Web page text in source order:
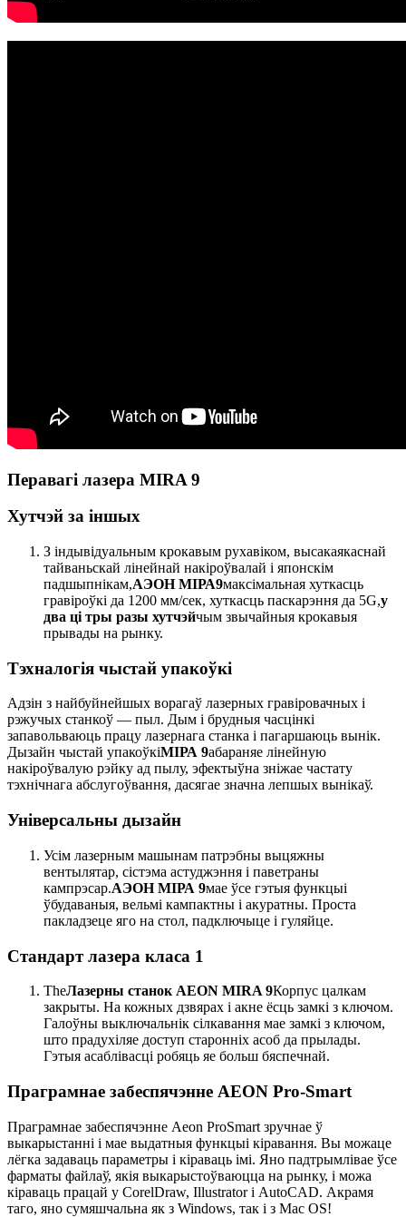
Перавагі лазера MIRA 9
Хутчэй за іншых
З індывідуальным крокавым рухавіком, высакаякаснай
тайваньскай лінейнай накіроўвалай і японскім
падшыпнікам,АЭОН МІРА9максімальная хуткасць
гравіроўкі да 1200 мм/сек, хуткасць паскарэння да 5G,у
два ці тры разы хутчэйчым звычайныя крокавыя
прывады на рынку.
Тэхналогія чыстай упакоўкі
Адзін з найбуйнейшых ворагаў лазерных гравіровачных і
рэжучых станкоў — пыл. Дым і брудныя часцінкі
запавольваюць працу лазернага станка і пагаршаюць вынік.
Дызайн чыстай упакоўкіМІРА 9абараняе лінейную
накіроўвалую рэйку ад пылу, эфектыўна зніжае частату
тэхнічнага абслугоўвання, дасягае значна лепшых вынікаў.
Універсальны дызайн
Усім лазерным машынам патрэбны выцяжны
вентылятар, сістэма астуджэння і паветраны
кампрэсар.АЭОН МІРА 9мае ўсе гэтыя функцыі
ўбудаваныя, вельмі кампактны і акуратны. Проста
пакладзеце яго на стол, падключыце і гуляйце.
Стандарт лазера класа 1
TheЛазерны станок AEON MIRA 9Корпус цалкам
закрыты. На кожных дзвярах і акне ёсць замкі з ключом.
Галоўны выключальнік сілкавання мае замкі з ключом,
што прадухіляе доступ старонніх асоб да прылады.
Гэтыя асаблівасці робяць яе больш бяспечнай.
Праграмнае забеспячэнне AEON Pro-Smart
Праграмнае забеспячэнне Aeon ProSmart зручнае ў
выкарыстанні і мае выдатныя функцыі кіравання. Вы можаце
лёгка задаваць параметры і кіраваць імі. Яно падтрымлівае ўсе
фарматы файлаў, якія выкарыстоўваюцца на рынку, і можа
кіраваць працай у CorelDraw, Illustrator і AutoCAD. Акрамя
таго, яно сумяшчальна як з Windows, так і з Mac OS!